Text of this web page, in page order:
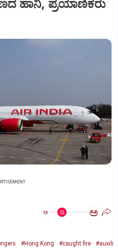
ಹಾನಿ, ಪ್ರಯಾಣಿಕರು
ಅ ಅ
#Hong Kong #caught fire
#auxili